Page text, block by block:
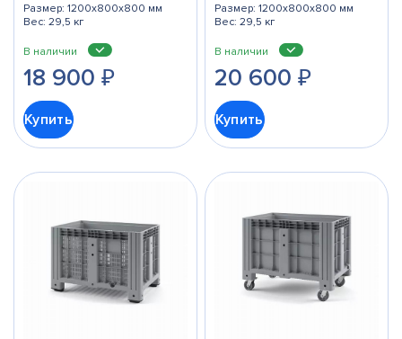
Размер: 1200x800x800 мм
Вес: 29,5 кг
В наличии
18 900₽
Купить
Размер: 1200x800x800 мм
Вес: 29,5 кг
В наличии
20 600 ₽
Купить